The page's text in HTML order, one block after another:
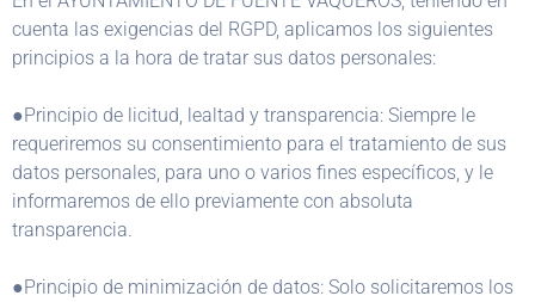
cuenta las exigencias del RGPD, aplicamos los siguientes
principios a la hora de tratar sus datos personales:
●Principio de licitud, lealtad y transparencia: Siempre le
requeriremos su consentimiento para el tratamiento de sus
datos personales, para uno o varios fines específicos, y le
informaremos de ello previamente con absoluta
transparencia.
●Principio de minimización de datos: Solo solicitaremos los